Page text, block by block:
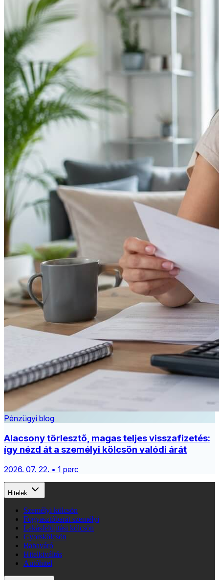
Pénzügyi blog
Alacsony törlesztő, magas teljes visszafizetés:
így nézd át a személyi kölcsön valódi árát
2026. 07. 22. • 1 perc
Hitelek
Személyi kölcsön
Fogyasztóbarát személyi
Lakásfelújítási kölcsön
Gyorskölcsön
Babaváró
Hitelkiváltás
Autóhitel